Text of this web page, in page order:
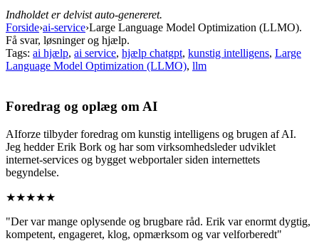
Indholdet er delvist auto-genereret.
Forside›ai-service›Large Language Model Optimization (LLMO).
Få svar, løsninger og hjælp.
Tags: ai hjælp, ai service, hjælp chatgpt, kunstig intelligens, Large
Language Model Optimization (LLMO), llm
Foredrag og oplæg om AI
AIforze tilbyder foredrag om kunstig intelligens og brugen af AI.
Jeg hedder Erik Bork og har som virksomhedsleder udviklet
internet-services og bygget webportaler siden internettets
begyndelse.
★★★★★
"Der var mange oplysende og brugbare råd. Erik var enormt dygtig,
kompetent, engageret, klog, opmærksom og var velforberedt"